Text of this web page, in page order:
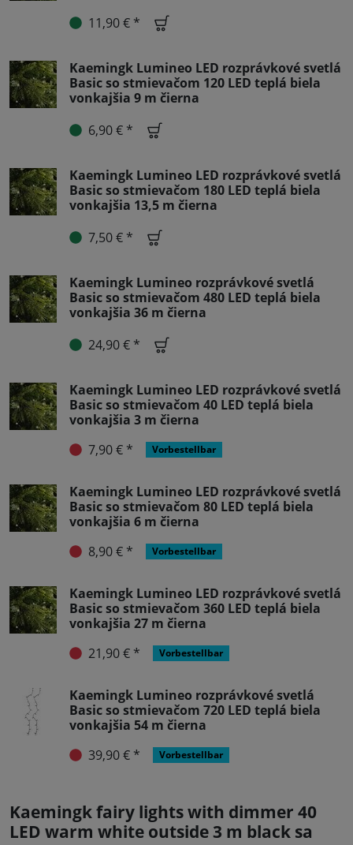
11,90 € *
Kaemingk Lumineo LED rozprávkové svetlá
Basic so stmievačom 120 LED teplá biela
vonkajšia 9 m čierna
6,90 € *
Kaemingk Lumineo LED rozprávkové svetlá
Basic so stmievačom 180 LED teplá biela
vonkajšia 13,5 m čierna
7,50 € *
Kaemingk Lumineo rozprávkové svetlá
Basic so stmievačom 480 LED teplá biela
vonkajšia 36 m čierna
24,90 € *
Kaemingk Lumineo LED rozprávkové svetlá
Basic so stmievačom 40 LED teplá biela
vonkajšia 3 m čierna
7,90 € *
Vorbestellbar
Kaemingk Lumineo LED rozprávkové svetlá
Basic so stmievačom 80 LED teplá biela
vonkajšia 6 m čierna
8,90 € *
Vorbestellbar
Kaemingk Lumineo LED rozprávkové svetlá
Basic so stmievačom 360 LED teplá biela
vonkajšia 27 m čierna
21,90 € *
Vorbestellbar
Kaemingk Lumineo rozprávkové svetlá
Basic so stmievačom 720 LED teplá biela
vonkajšia 54 m čierna
39,90 € *
Vorbestellbar
Kaemingk fairy lights with dimmer 40
LED warm white outside 3 m black sa